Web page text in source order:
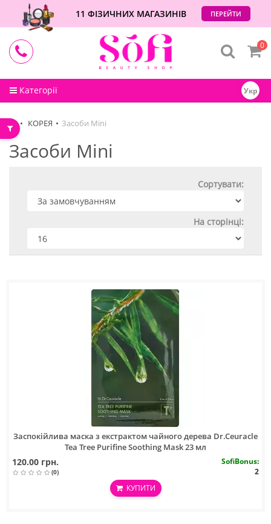
11 ФІЗИЧНИХ МАГАЗИНІВ ПЕРЕЙТИ
Категорії Укр
0
КОРЕЯ Засоби Mini
Засоби Mini
Сортувати:
На сторінці:
Заспокійлива маска з екстрактом чайного дерева Dr.Ceuracle
Tea Tree Purifine Soothing Mask 23 мл
120.00 грн.
(0)
SofiBonus:
2
КУПИТИ